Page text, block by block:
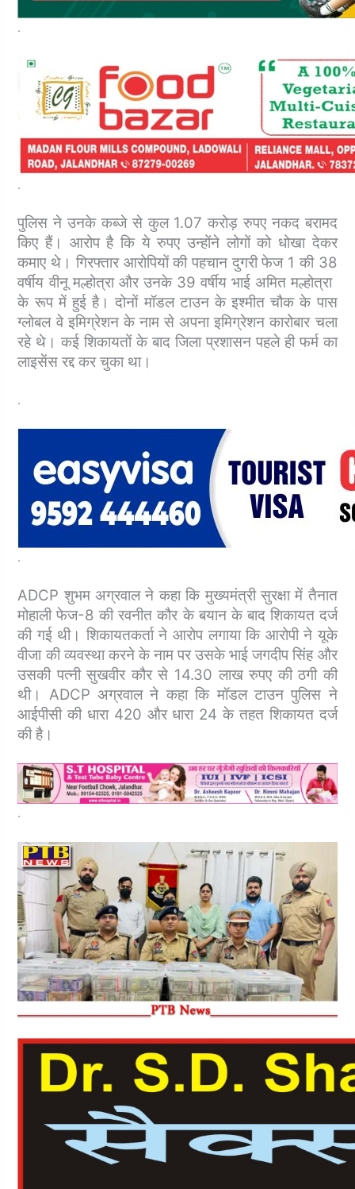
.
.
पुलिस ने उनके कब्जे से कुल 1.07 करोड़ रुपए नकद बरामद
किए हैं। आरोप है कि ये रुपए उन्होंने लोगों को धोखा देकर
कमाए थे। गिरफ्तार आरोपियों की पहचान दुगरी फेज 1 की 38
वर्षीय वीनू मल्होत्रा ​​और उनके 39 वर्षीय भाई अमित मल्होत्रा ​​
के रूप में हुई है। दोनों मॉडल टाउन के इश्मीत चौक के पास
ग्लोबल वे इमिग्रेशन के नाम से अपना इमिग्रेशन कारोबार चला
रहे थे। कई शिकायतों के बाद जिला प्रशासन पहले ही फर्म का
लाइसेंस रद्द कर चुका था।
.
.
ADCP शुभम अग्रवाल ने कहा कि मुख्यमंत्री सुरक्षा में तैनात
मोहाली फेज-8 की रवनीत कौर के बयान के बाद शिकायत दर्ज
की गई थी। शिकायतकर्ता ने आरोप लगाया कि आरोपी ने यूके
वीजा की व्यवस्था करने के नाम पर उसके भाई जगदीप सिंह और
उसकी पत्नी सुखवीर कौर से 14.30 लाख रुपए की ठगी की
थी। ADCP अग्रवाल ने कहा कि मॉडल टाउन पुलिस ने
आईपीसी की धारा 420 और धारा 24 के तहत शिकायत दर्ज
की है।
.